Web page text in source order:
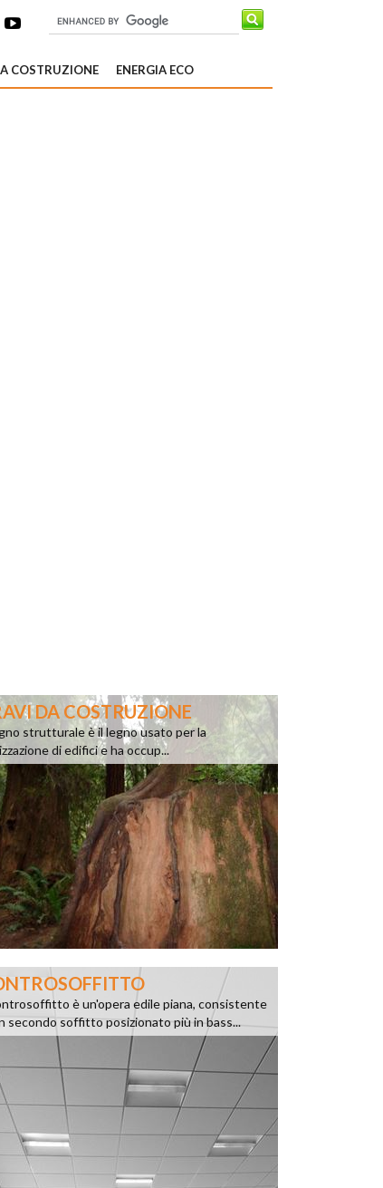
COSTRUZIONE ENERGIA ECO
DA COSTRUZIONE
strutturale è il legno usato per la
di edifici e ha occup...
è un'opera edile piana, consistente
secondo soffitto posizionato più in bass...